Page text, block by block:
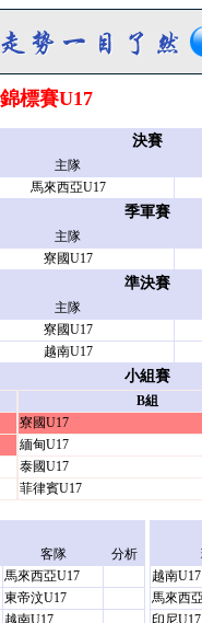
標賽U17
決賽
主隊
馬來西亞U17
季軍賽
主隊
寮國U17
準決賽
主隊
寮國U17
越南U17
小組賽
B組
寮國U17
緬甸U17
泰國U17
菲律賓U17
客隊
分析
馬來西亞U17
東帝汶U17
越南U17
越南U17
馬來西
印尼U17